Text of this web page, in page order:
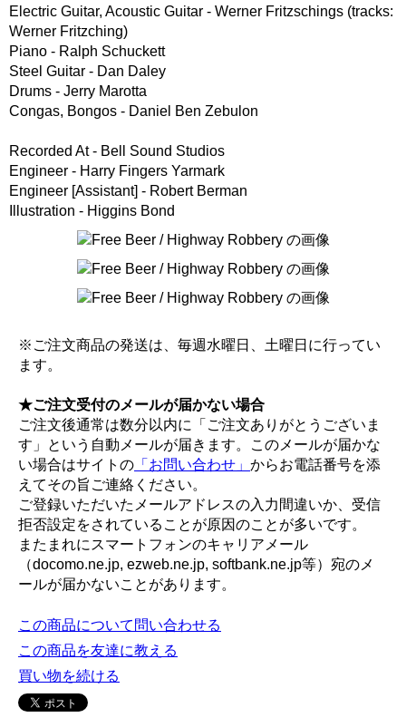
Electric Guitar, Acoustic Guitar - Werner Fritzschings (tracks:
Werner Fritzching)
Piano - Ralph Schuckett
Steel Guitar - Dan Daley
Drums - Jerry Marotta
Congas, Bongos - Daniel Ben Zebulon
Recorded At - Bell Sound Studios
Engineer - Harry Fingers Yarmark
Engineer [Assistant] - Robert Berman
Illustration - Higgins Bond
※ご注文商品の発送は、毎週水曜日、土曜日に行ってい
ます。
★ご注文受付のメールが届かない場合
ご注文後通常は数分以内に「ご注文ありがとうございま
す」という自動メールが届きます。このメールが届かな
い場合はサイトの 「お問い合わせ」 からお電話番号を添
えてその旨ご連絡ください。
ご登録いただいたメールアドレスの入力間違いか、受信
拒否設定をされていることが原因のことが多いです。
またまれにスマートフォンのキャリアメール
（docomo.ne.jp, ezweb.ne.jp, softbank.ne.jp等）宛のメ
ールが届かないことがあります。
この商品について問い合わせる
この商品を友達に教える
買い物を続ける